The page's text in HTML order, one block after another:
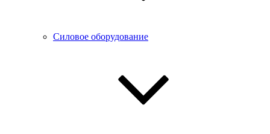
Силовое оборудование